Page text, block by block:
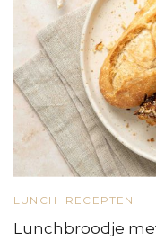
LUNCH RECEPTEN
Lunchbroodje